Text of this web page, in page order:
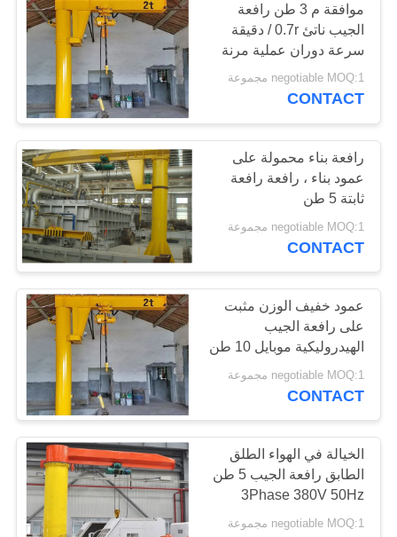
موافقة م 3 طن رافعة
الجيب ناتئ 0.7r / دقيقة
سرعة دوران عملية مرنة
negotiable MOQ:1 مجموعة
CONTACT
رافعة بناء محمولة على
عمود بناء ، رافعة رافعة
ثابتة 5 طن
negotiable MOQ:1 مجموعة
CONTACT
عمود خفيف الوزن مثبت
على رافعة الجيب
الهيدروليكية موبايل 10 طن
حماية الزائد
negotiable MOQ:1 مجموعة
CONTACT
الخيالة في الهواء الطلق
الطابق رافعة الجيب 5 طن
3Phase 380V 50Hz
للتعامل مع ورشة العمل
negotiable MOQ:1 مجموعة